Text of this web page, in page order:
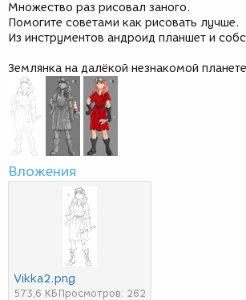
и
я
Множество раз рисовал заного.
Помогите советами как рисовать лучше.
Из инструментов андроид планшет и
Землянка на далёкой незнакомой
Вложения
Vikka2.png
573,6 КБ Просмотров: 262